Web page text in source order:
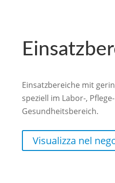
Einsatzbereiche mit
speziell im Labor-,
Gesundheitsbereich.
Visualizza nel